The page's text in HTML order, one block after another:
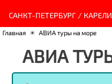
САНКТ-ПЕТЕРБУРГ /
Главная ☀ АВИА туры на море
АВИА